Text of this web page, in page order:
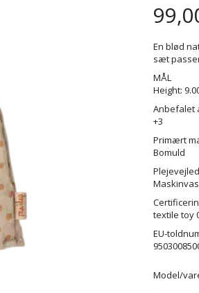
En blød
sæt
MÅL
Height:
Anbefalet
+3
Primært
Bomuld
textile toy
EU-
Model/